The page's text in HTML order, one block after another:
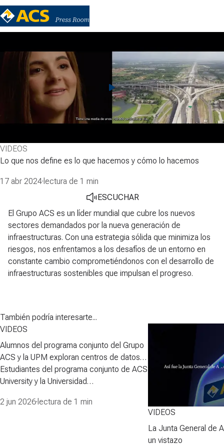
VIDEOS
Lo que nos define es lo que hacemos y cómo lo hacemos
17 abr 2024· lectura de 1 min
ESCUCHAR
El Grupo ACS es un líder mundial que cubre los nuevos
sectores demandados por la nueva generación de
infraestructuras. Con una estrategia sólida que minimiza los
riesgos, nos enfrentamos a los desafíos de un entorno en
constante cambio comprometiéndonos con el desarrollo de
infraestructuras sostenibles que impulsan el progreso.
También podría interesarte...
VIDEOS
Alumnos del programa conjunto del Grupo
ACS y la UPM exploran centros de datos a
gran escala
Estudiantes del programa conjunto de ACS
University y la Universidad
durante dos d&iacute;as el mundo de los
2 jun 2026· lectura de 1 min
VIDEOS
La Junta General de
un vistazo